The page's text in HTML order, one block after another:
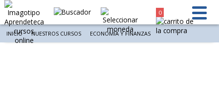
0
INICIO NUESTROS CURSOS ECONOMÍA Y FINANZAS